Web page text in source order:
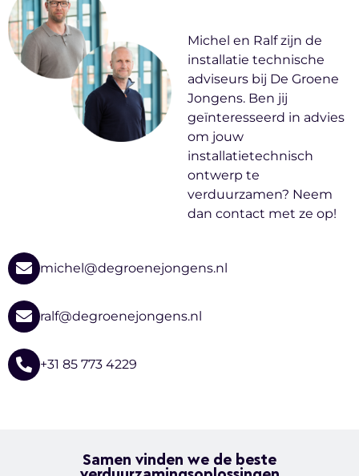
Michel en Ralf zijn de
installatie technische
adviseurs bij De Groene
Jongens. Ben jij
geïnteresseerd in advies
om jouw
installatietechnisch
ontwerp te
verduurzamen? Neem
dan contact met ze op!
michel@degroenejongens.nl
ralf@degroenejongens.nl
+31 85 773 4229
Samen vinden we de beste